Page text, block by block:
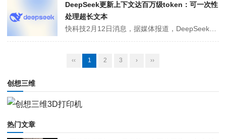
DeepSeek更新上下文达百万级token：可一次性
处理超长文本
‹‹ 1 2 3 › ››
创想三维
热门文章